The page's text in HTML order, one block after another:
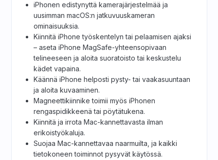
iPhonen edistynyttä kamerajärjestelmää ja
uusimman macOS:n jatkuvuuskameran
ominaisuuksia.
Kiinnitä iPhone työskentelyn tai pelaamisen ajaksi
– aseta iPhone MagSafe-yhteensopivaan
telineeseen ja aloita suoratoisto tai keskustelu
kädet vapaina.
Käännä iPhone helposti pysty- tai vaakasuuntaan
ja aloita kuvaaminen.
Magneettikiinnike toimii myös iPhonen
rengaspidikkeenä tai pöytätukena.
Kiinnitä ja irrota Mac-kannettavasta ilman
erikoistyökaluja.
Suojaa Mac-kannettavaa naarmuilta, ja kaikki
tietokoneen toiminnot pysyvät käytössä.